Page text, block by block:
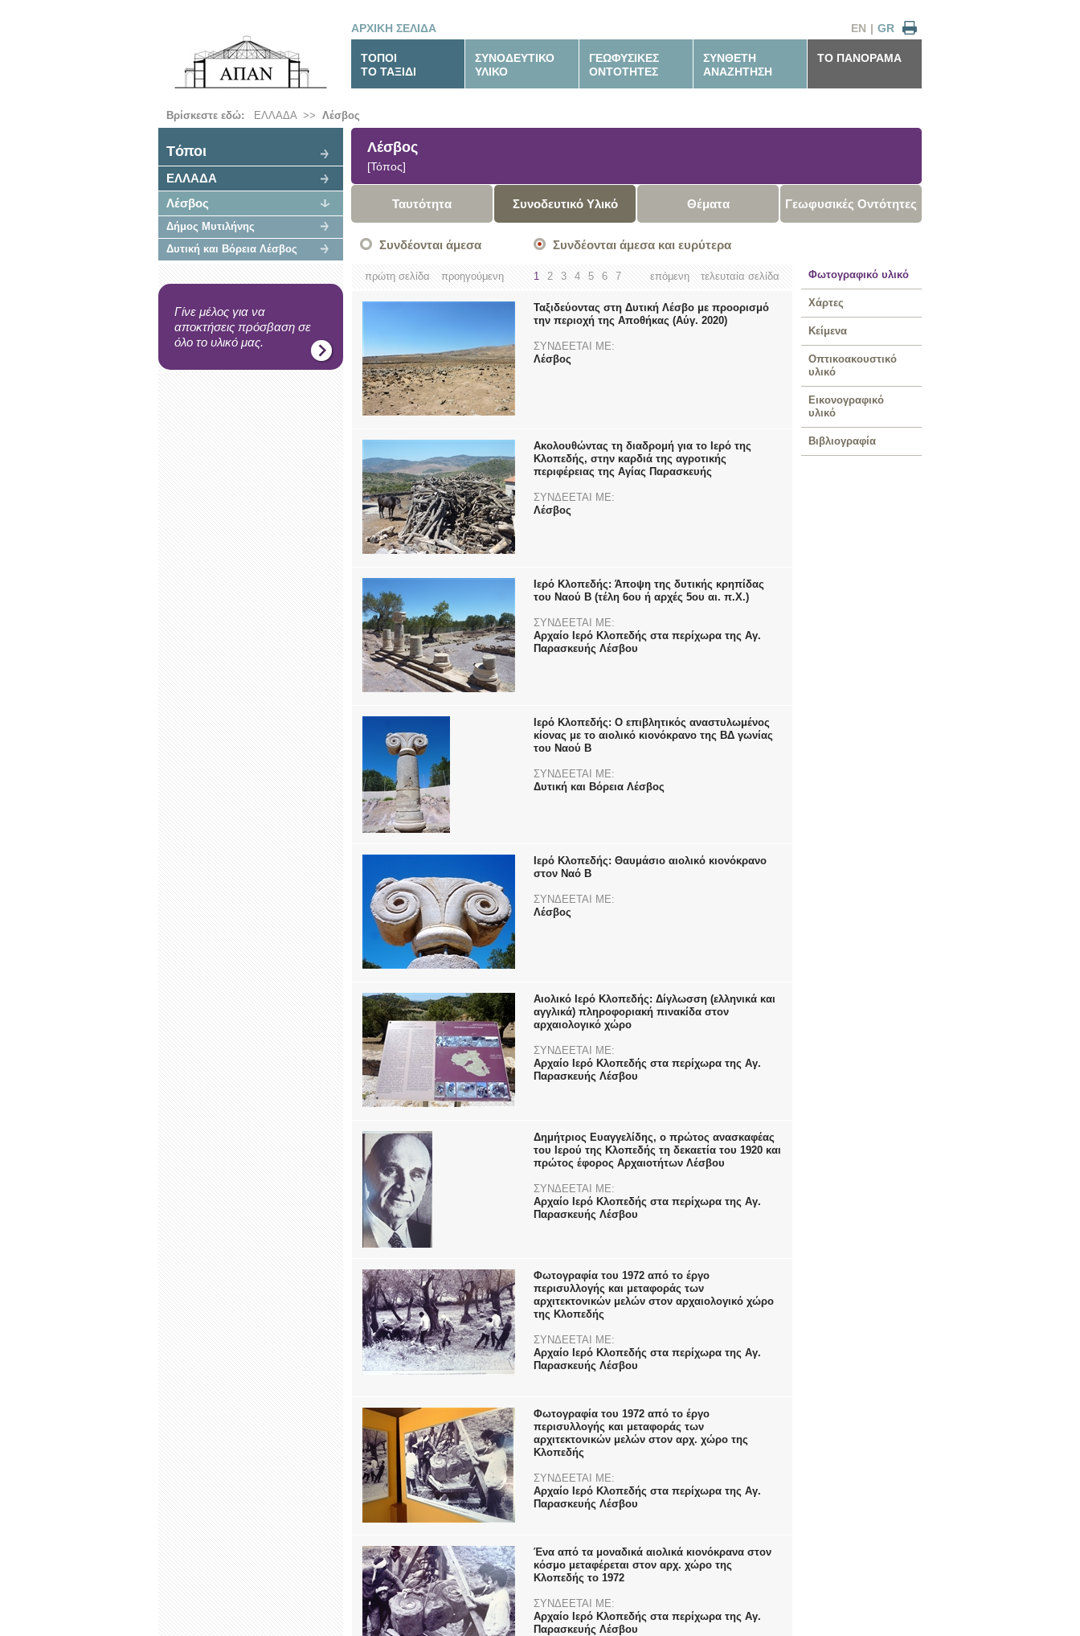
ΑΡΧΙΚΗ ΣΕΛΙΔΑ GR
|
EN
ΤΟΠΟΙ
ΤΟ ΤΑΞΙΔΙ
ΣΥΝΟΔΕΥΤΙΚΟ
ΥΛΙΚΟ
ΓΕΩΦΥΣΙΚΕΣ
ΟΝΤΟΤΗΤΕΣ
ΣΥΝΘΕΤΗ
ΑΝΑΖΗΤΗΣΗ
ΤΟ ΠΑΝΟΡΑΜΑ
Βρίσκεστε εδώ: ΕΛΛΑΔΑ>> Λέσβος
Tόποι
ΕΛΛΑΔΑ
Λέσβος
Δήμος Μυτιλήνης
Δυτική και Βόρεια Λέσβος
Γίνε μέλος για να
αποκτήσεις πρόσβαση σε
όλο το υλικό μας.
Λέσβος
[Τόπος]
Ταυτότητα Συνοδευτικό Υλικό Θέματα Γεωφυσικές Οντότητες
Συνδέονται άμεσα Συνδέονται άμεσα και ευρύτερα
τελευταία σελίδα
επόμενη
πρώτη σελίδα προηγούμενη 1 2 3 4 5 6 7
Ταξιδεύοντας στη Δυτική Λέσβο με προορισμό
την περιοχή της Αποθήκας (Αύγ. 2020)
ΣΥΝΔΕΕΤΑΙ ΜΕ:
Λέσβος
Ακολουθώντας τη διαδρομή για το Ιερό της
Κλοπεδής, στην καρδιά της αγροτικής
περιφέρειας της Αγίας Παρασκευής
ΣΥΝΔΕΕΤΑΙ ΜΕ:
Λέσβος
Ιερό Κλοπεδής: Άποψη της δυτικής κρηπίδας
του Ναού Β (τέλη 6ου ή αρχές 5ου αι. π.Χ.)
ΣΥΝΔΕΕΤΑΙ ΜΕ:
Αρχαίο Ιερό Κλοπεδής στα περίχωρα της Αγ.
Παρασκευής Λέσβου
Ιερό Κλοπεδής: Ο επιβλητικός αναστυλωμένος
κίονας με το αιολικό κιονόκρανο της ΒΔ γωνίας
του Ναού Β
ΣΥΝΔΕΕΤΑΙ ΜΕ:
Δυτική και Βόρεια Λέσβος
Ιερό Κλοπεδής: Θαυμάσιο αιολικό κιονόκρανο
στον Ναό Β
ΣΥΝΔΕΕΤΑΙ ΜΕ:
Λέσβος
Αιολικό Ιερό Κλοπεδής: Δίγλωσση (ελληνικά και
αγγλικά) πληροφοριακή πινακίδα στον
αρχαιολογικό χώρο
ΣΥΝΔΕΕΤΑΙ ΜΕ:
Αρχαίο Ιερό Κλοπεδής στα περίχωρα της Αγ.
Παρασκευής Λέσβου
Δημήτριος Ευαγγελίδης, ο πρώτος ανασκαφέας
του Ιερού της Κλοπεδής τη δεκαετία του 1920 και
πρώτος έφορος Αρχαιοτήτων Λέσβου
ΣΥΝΔΕΕΤΑΙ ΜΕ:
Αρχαίο Ιερό Κλοπεδής στα περίχωρα της Αγ.
Παρασκευής Λέσβου
Φωτογραφία του 1972 από το έργο
περισυλλογής και μεταφοράς των
αρχιτεκτονικών μελών στον αρχαιολογικό χώρο
της Κλοπεδής
ΣΥΝΔΕΕΤΑΙ ΜΕ:
Αρχαίο Ιερό Κλοπεδής στα περίχωρα της Αγ.
Παρασκευής Λέσβου
Φωτογραφία του 1972 από το έργο
περισυλλογής και μεταφοράς των
αρχιτεκτονικών μελών στον αρχ. χώρο της
Κλοπεδής
ΣΥΝΔΕΕΤΑΙ ΜΕ:
Αρχαίο Ιερό Κλοπεδής στα περίχωρα της Αγ.
Παρασκευής Λέσβου
Ένα από τα μοναδικά αιολικά κιονόκρανα στον
κόσμο μεταφέρεται στον αρχ. χώρο της
Κλοπεδής το 1972
ΣΥΝΔΕΕΤΑΙ ΜΕ:
Αρχαίο Ιερό Κλοπεδής στα περίχωρα της Αγ.
Παρασκευής Λέσβου
Φωτογραφικό υλικό
Χάρτες
Κείμενα
Οπτικοακουστικό
υλικό
Εικονογραφικό
υλικό
Βιβλιογραφία